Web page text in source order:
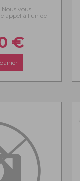
Nous vous
appel à l'un de
€